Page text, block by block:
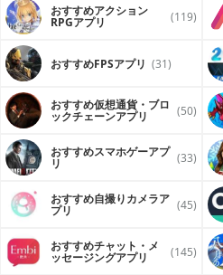
【初めての人でも、カンタンに遊
・1日5話シナリオが無料で読めます
・シンデレラレッスンで、シンデ
ましょう
・可愛いアバターに着せ替えてカ
しょう
試練をクリアすると、カレとのド
が発生することがあります
・カレからの好感度によってエン
・期間限定でイベントも開催中！
ないカレとのシナリオや、
豪華な限定アバターが登場します
・恋愛ゲームが好きな友達とも協
ます
・人気投票イベントで豪華スチル
催
・カレのお誕生日近くになるとお
※基本プレイ無料一部特別なシナ
おすすめアクション
RPGアプリ (119)
おすすめFPSアプリ (31)
おすすめ仮想通貨・ブロ
ックチェーンアプリ (50)
おすすめスマホゲーアプ
リ (33)
おすすめ自撮りカメラア
プリ (45)
おすすめチャット・メ
ッセージングアプリ (145)